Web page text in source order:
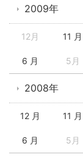
2009年
12月 11 月
6 月 5月
2008年
12 月 11 月
6 月 5月